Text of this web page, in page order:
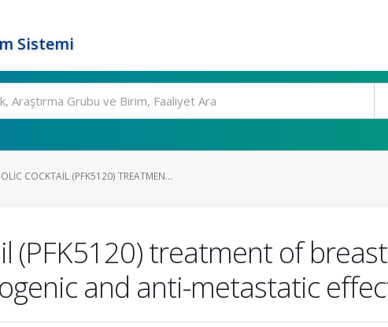
Sistemi
COCKTAIL (PFK5120) TREATMEN...
(PFK5120) treatment of
and anti-metastatic